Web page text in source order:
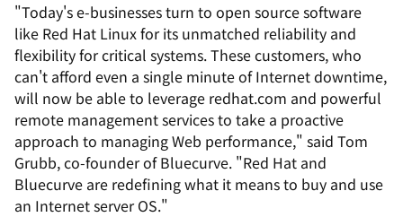
"Today's e-businesses turn to open source software
like Red Hat Linux for its unmatched reliability and
flexibility for critical systems. These customers, who
can't afford even a single minute of Internet downtime,
will now be able to leverage redhat.com and powerful
remote management services to take a proactive
approach to managing Web performance," said Tom
Grubb, co-founder of Bluecurve. "Red Hat and
Bluecurve are redefining what it means to buy and use
an Internet server OS."